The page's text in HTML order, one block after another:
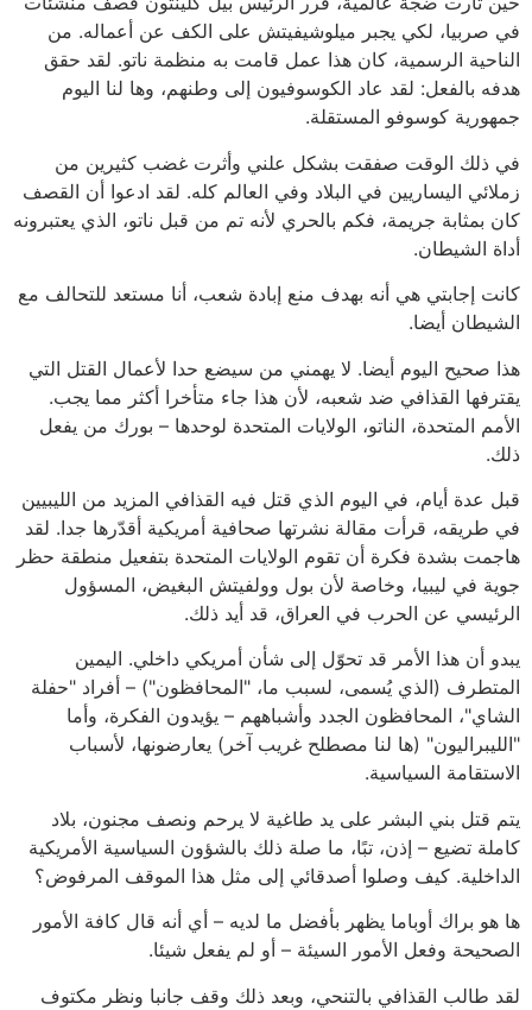
في صربيا، لكي يجبر ميلوشيفيتش على الكف عن أعماله. من
الناحية الرسمية، كان هذا عمل قامت به منظمة ناتو. لقد حقق
هدفه بالفعل: لقد عاد الكوسوفيون إلى وطنهم، وها لنا اليوم
جمهورية كوسوفو المستقلة.
في ذلك الوقت صفقت بشكل علني وأثرت غضب كثيرين من
زملائي اليساريين في البلاد وفي العالم كله. لقد ادعوا أن القصف
كان بمثابة جريمة، فكم بالحري لأنه تم من قبل ناتو، الذي يعتبرونه
أداة الشيطان.
كانت إجابتي هي أنه بهدف منع إبادة شعب، أنا مستعد للتحالف مع
الشيطان أيضا.
هذا صحيح اليوم أيضا. لا يهمني من سيضع حدا لأعمال القتل التي
يقترفها القذافي ضد شعبه، لأن هذا جاء متأخرا أكثر مما يجب.
الأمم المتحدة، الناتو، الولايات المتحدة لوحدها – بورك من يفعل
ذلك.
قبل عدة أيام، في اليوم الذي قتل فيه القذافي المزيد من الليبيين
في طريقه، قرأت مقالة نشرتها صحافية أمريكية أقدّرها جدا. لقد
هاجمت بشدة فكرة أن تقوم الولايات المتحدة بتفعيل منطقة حظر
جوية في ليبيا، وخاصة لأن بول وولفيتش البغيض، المسؤول
الرئيسي عن الحرب في العراق، قد أيد ذلك.
يبدو أن هذا الأمر قد تحوّل إلى شأن أمريكي داخلي. اليمين
المتطرف (الذي يُسمى، لسبب ما، "المحافظون") – أفراد "حفلة
الشاي"، المحافظون الجدد وأشباههم – يؤيدون الفكرة، وأما
"الليبراليون" (ها لنا مصطلح غريب آخر) يعارضونها، لأسباب
الاستقامة السياسية.
يتم قتل بني البشر على يد طاغية لا يرحم ونصف مجنون، بلاد
كاملة تضيع – إذن، تبًا، ما صلة ذلك بالشؤون السياسية الأمريكية
الداخلية. كيف وصلوا أصدقائي إلى مثل هذا الموقف المرفوض؟
ها هو براك أوباما يظهر بأفضل ما لديه – أي أنه قال كافة الأمور
الصحيحة وفعل الأمور السيئة – أو لم يفعل شيئا.
لقد طالب القذافي بالتنحي، وبعد ذلك وقف جانبا ونظر مكتوف